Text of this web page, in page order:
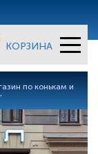
КОРЗИНА
по конькам и